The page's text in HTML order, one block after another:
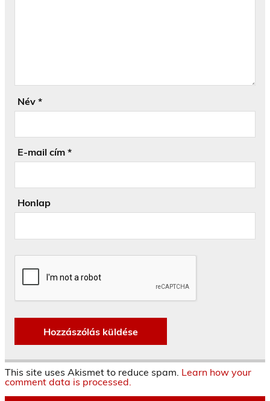
Név *
E-mail cím *
Honlap
This site uses Akismet to reduce spam. Learn how your
comment data is processed.